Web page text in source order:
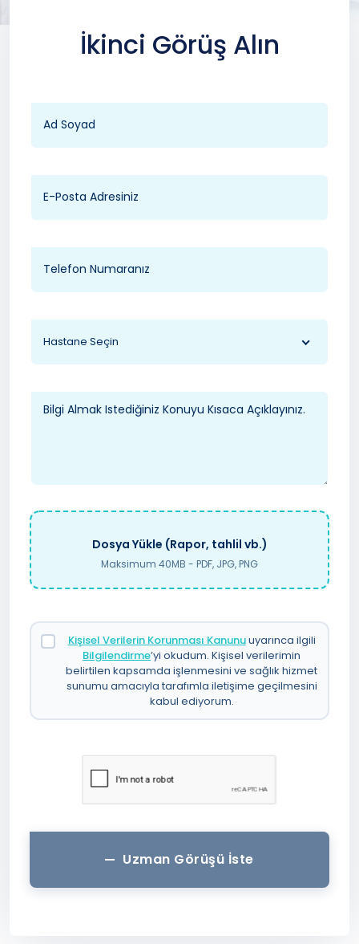
İkinci Görüş Alın
Hastane Seçin
Dosya Yükle (Rapor, tahlil vb.)
Maksimum 40MB - PDF, JPG, PNG
Kişisel Verilerin Korunması Kanunuuyarınca ilgili
Bilgilendirme’yi okudum. Kişisel verilerimin
belirtilen kapsamda işlenmesini ve sağlık hizmet
sunumu amacıyla tarafımla iletişime geçilmesini
kabul ediyorum.
Uzman Görüşü İste